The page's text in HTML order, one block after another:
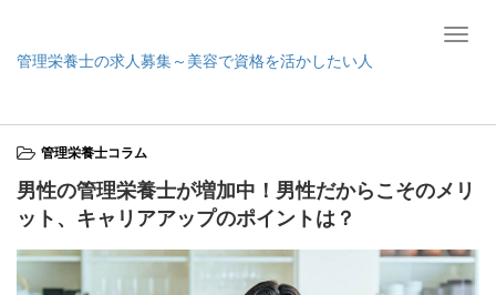
T
n
i
g
管理栄養士の求人募集～美容で資格を活かしたい人
管理栄養士コラム
男性の管理栄養士が増加中！男性だからこそのメリ
ット、キャリアアップのポイントは？